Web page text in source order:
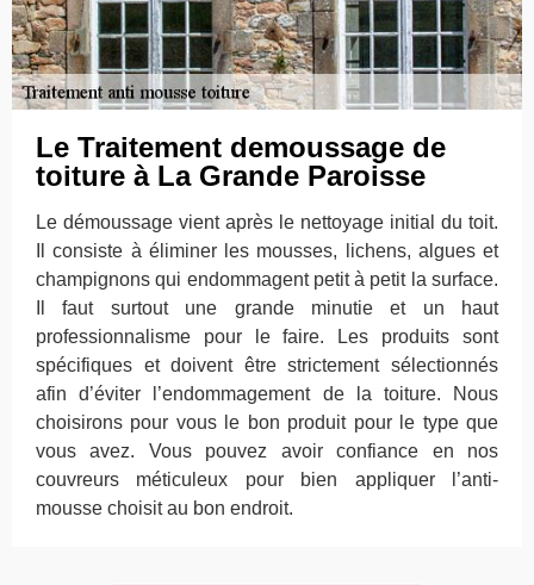
Le Traitement demoussage de
toiture à La Grande Paroisse
Le démoussage vient après le nettoyage initial du toit.
Il consiste à éliminer les mousses, lichens, algues et
champignons qui endommagent petit à petit la surface.
Il faut surtout une grande minutie et un haut
professionnalisme pour le faire. Les produits sont
spécifiques et doivent être strictement sélectionnés
afin d’éviter l’endommagement de la toiture. Nous
choisirons pour vous le bon produit pour le type que
vous avez. Vous pouvez avoir confiance en nos
couvreurs méticuleux pour bien appliquer l’anti-
mousse choisit au bon endroit.